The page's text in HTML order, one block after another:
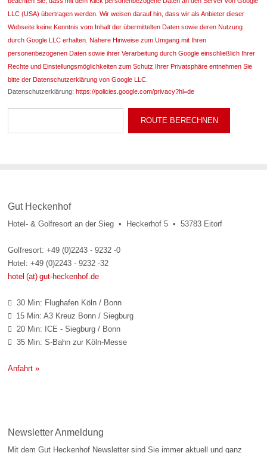
LLC (USA) übertragen werden. Wir weisen darauf hin, dass wir als Anbieter dieser
Webseite keine Kenntnis vom Inhalt der übermittelten Daten sowie deren Nutzung
durch Google LLC erhalten. Nähere Hinweise zum Umgang mit Ihren
personenbezogenen Daten sowie ihrer Verarbeitung durch Google einschließlich Ihrer
Rechte und Einstellungsmöglichkeiten zum Schutz Ihrer Privatsphäre entnehmen Sie
bitte der Datenschutzerklärung von Google LLC.
Datenschutzerklärung:https://policies.google.com/privacy?hl=de
Gut Heckenhof
Hotel- & Golfresort an der Sieg • Heckerhof 5 • 53783 Eitorf
Golfresort: +49 (0)2243 - 9232 -0
Hotel: +49 (0)2243 - 9232 -32
hotel (at) gut-heckenhof.de
 30 Min: Flughafen Köln / Bonn
 15 Min: A3 Kreuz Bonn / Siegburg
 20 Min: ICE - Siegburg / Bonn
 35 Min: S-Bahn zur Köln-Messe
Anfahrt »
Newsletter Anmeldung
Mit dem Gut Heckenhof Newsletter sind Sie immer aktuell und ganz